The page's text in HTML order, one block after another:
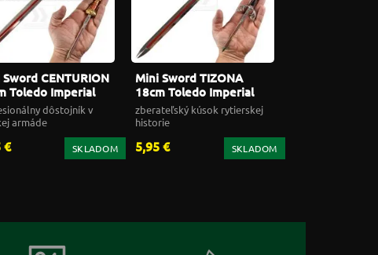
CENTURION
Toledo Imperial
malý mečdôstojník v
armáde
€ SKLADOM
Mini Sword TIZONA
18cm Toledo Imperial
09354 malý meč
zberateľský kúsok rytierskej
historie
5,95 € SKLADOM